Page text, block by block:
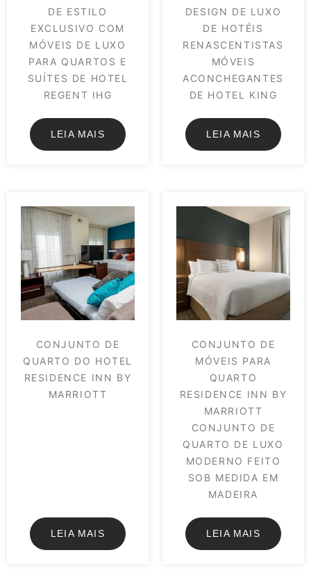
DE ESTILO
EXCLUSIVO COM
MÓVEIS DE LUXO
PARA QUARTOS E
SUÍTES DE HOTEL
REGENT IHG
LEIA MAIS
DESIGN DE LUXO
DE HOTÉIS
RENASCENTISTAS
MÓVEIS
ACONCHEGANTES
DE HOTEL KING
LEIA MAIS
CONJUNTO DE
QUARTO DO HOTEL
RESIDENCE INN BY
MARRIOTT
LEIA MAIS
CONJUNTO DE
MÓVEIS PARA
QUARTO
RESIDENCE INN BY
MARRIOTT
CONJUNTO DE
QUARTO DE LUXO
MODERNO FEITO
SOB MEDIDA EM
MADEIRA
LEIA MAIS